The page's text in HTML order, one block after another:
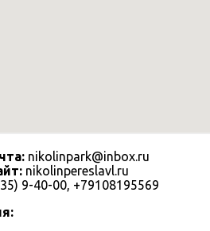
nikolinpark@inbox.ru
nikolinpereslavl.ru
9-40-00, +79108195569